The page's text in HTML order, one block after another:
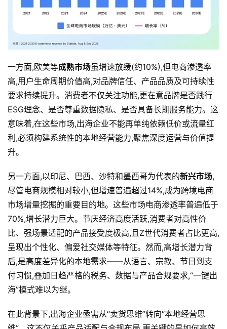
一方面,欧美等成熟市场虽增速放缓(约10%),但电商渗透率
高,用户生命周期价值高,对品牌信任、产品品质及可持续性
要求持续提升。消费者不仅关注功能,更在意品牌是否践行
ESG理念、是否尊重数据隐私、是否具备长期服务能力。这
意味着,在这些市场,出海企业不能再单纯依赖低价或流量红
利,必须构建系统性的本地经营能力,聚焦深度运营与价值提
升。
另一方面,以印尼、巴西、沙特和墨西哥为代表的新兴市场,
尽管电商规模相对较小,但增速普遍超过14%,成为跨境电商
市场增量挖掘的重要目的地。这些市场电商渗透率普遍低于
70%,增长潜力巨大。节庆经济高度活跃,消费者对高性价
比、强场景适配的产品接受度极高,且Z世代消费者占比更高,
呈现出个性化、偏爱社交媒体等特征。然而,高增长潜力背
后,是高度差异化的本地需求——从语言、宗教、节日到支
付习惯,叠加日趋严格的税务、数据与产品合规要求,“一键出
海”模式难以为继。
在此背景下,出海企业亟需从“卖货思维”转向“本地经营思